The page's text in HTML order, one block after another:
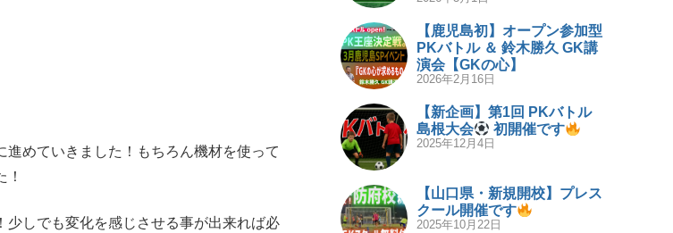
めていきました！もちろん機材を使って
しでも変化を感じさせる事が出来れば必
【鹿児島初】オープン参加型
PKバトル ＆ 鈴木勝久 GK講
演会【GKの心】
2026年2月16日
【新企画】第1回 PKバトル
島根大会
初開催です
2025年12月4日
【山口県・新規開校】プレス
クール開催です
2025年10月22日